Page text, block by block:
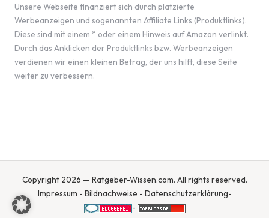
Unsere Webseite finanziert sich durch platzierte
Werbeanzeigen und sogenannten Affiliate Links (Produktlinks).
Diese sind mit einem * oder einem Hinweis auf Amazon verlinkt.
Durch das Anklicken der Produktlinks bzw. Werbeanzeigen
verdienen wir einen kleinen Betrag, der uns hilft, diese Seite
weiter zu verbessern.
Copyright 2026 — Ratgeber-Wissen.com. All rights reserved.
Impressum - Bildnachweise - Datenschutzerklärung-
-